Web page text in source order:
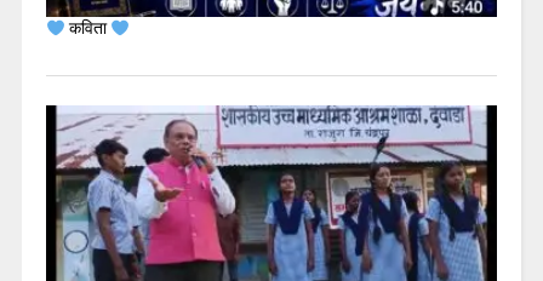
कविता